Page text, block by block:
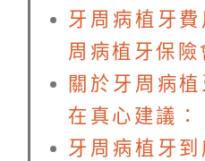
牙周病植牙
周病植牙保險
關於牙周病
在真心建議：
牙周病植牙